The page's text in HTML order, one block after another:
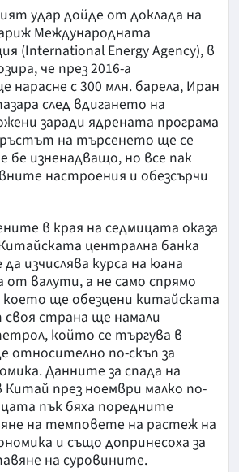
удар дойде от доклада на
Международната
(International Energy Agency), в
че през 2016-а
нарасне с 300 млн. барела, Иран
след вдигането на
заради ядрената програма
на търсенето ще се
бе изненадващо, но все пак
настроения и обезсърчи
в края на седмицата оказа
централна банка
изчислява курса на юана
валути, а не само спрямо
ще обезцени китайската
страна ще намали
който се търгува в
относително по-скъп за
Данните за спада на
Китай през ноември малко по-
пък бяха поредните
на темповете на растеж на
и също допринесоха за
на суровините.